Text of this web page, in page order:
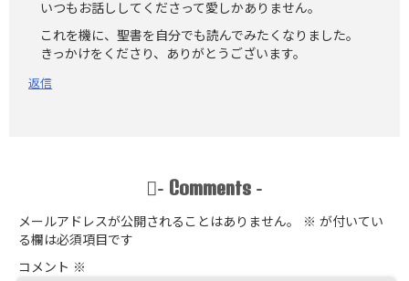
いつもお話ししてくださって愛しかありません。
これを機に、聖書を自分でも読んでみたくなりました。
きっかけをくださり、ありがとうございます。
返信
- Comments -
メールアドレスが公開されることはありません。 ※ が付いてい
る欄は必須項目です
コメント ※